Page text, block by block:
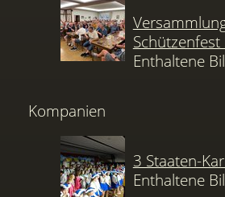
Enthaltene
Kompanien
3 Staaten-
Enthaltene